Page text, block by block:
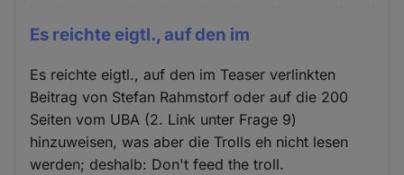
Es reichte eigtl., auf den im
Es reichte eigtl., auf den im Teaser verlinkten
Beitrag von Stefan Rahmstorf oder auf die 200
Seiten vom UBA (2. Link unter Frage 9)
hinzuweisen, was aber die Trolls eh nicht lesen
werden; deshalb: Don't feed the troll.